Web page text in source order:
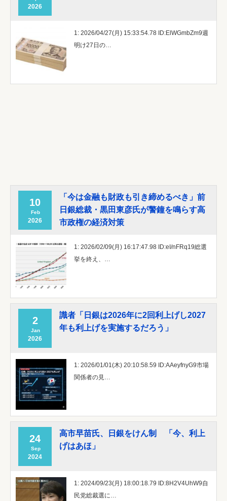
2026
1: 2026/04/27(月) 15:33:54.78 ID:ElWGmbZm9週
明け27日の…
10
Feb
2026
「今は金融も財政も引き締めるべき」前
日銀総裁・黒田東彦氏が警鐘を鳴らす高
市政権の経済対策
1: 2026/02/09(月) 16:17:47.98 ID:eI/nFRq19総選
挙を終え、…
2
Jan
2026
識者「日銀は2026年に2回利上げし2027
年も利上げを実施するだろう」
1: 2026/01/01(木) 20:10:58.59 ID:AAeyfnyG9市場
関係者の見…
24
Sep
2024
高市早苗氏、日銀をけん制 「今、利上
げはあほ」
1: 2024/09/23(月) 18:00:18.79 ID:8H2V4UhW9自
民党総裁選に…